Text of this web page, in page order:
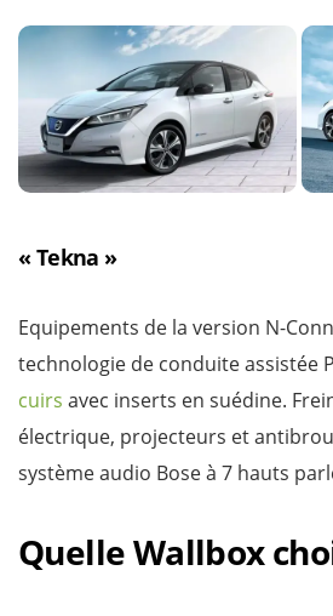
« Tekna »
Equipements de la version N-
technologie de conduite assistée
cuirs avec inserts en suédine.
électrique, projecteurs et
système audio Bose à 7 hauts
Quelle Wallbox